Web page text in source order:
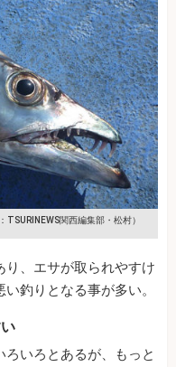
TSURINEWS関西編集部・松村）
り、エサが取られやすけ
釣りとなる事が多い。
いろとあるが、もっと